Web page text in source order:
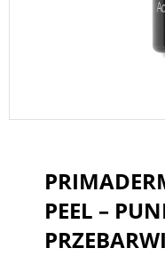
PEEL –